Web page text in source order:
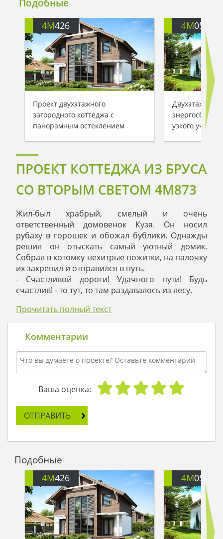
4M426
Проект двухэтажного
загородного коттеджа с
панорамным остеклением
4M051
Двухэтажный
узкого участка
ПРОЕКТ КОТТЕДЖА ИЗ БРУСА
СО ВТОРЫМ СВЕТОМ 4M873
Жил-был храбрый, смелый и очень
ответственный домовенок Кузя. Он носил
рубаху в горошек и обожал бублики. Однажды
решил он отыскать самый уютный домик.
Собрал в котомку нехитрые пожитки, на палочку
их закрепил и отправился в путь.
- Счастливой дороги! Удачного пути! Будь
счастлив! - то тут, то там раздавалось из лесу.
подсказать ему, где ж домик его мечты
ночью, не останавливаясь. На утро третьего дня
он остановился у водного ключа, поднес руки к
холодной водице, чтобы умыться, а вода его
спросила:
- Уж не ты ли тот храбрый домовенок, который
на поиски домика отправился?
- Тогда тебе путь держать прямо, никуда не
сворачивая. Ты выйдешь в поле и увидишь
мечту.
- Спасибо тебе огромное, водица, -
поблагодарил Кузя и продолжил свой путь.
Шел он прямо, шаг за шагом сокращая
расстояние до домика. И вот он увидел за
деревьями черепичную крышу, а после
показался сам дом. Деревянный, обжитый,
добротно сделанный.
- Вот это да! - прошептал Кузя. – О чем я в жизни
Прочитать полный текст
Комментарии
Ваша оценка:
ОТПРАВИТЬ
Подобные
4M426 4M051